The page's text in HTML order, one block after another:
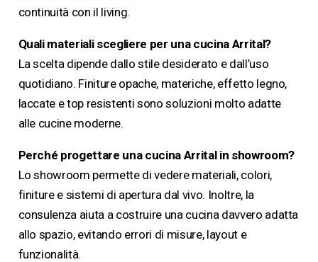
continuità con il living.
Quali materiali scegliere per una cucina Arrital?
La scelta dipende dallo stile desiderato e dall’uso
quotidiano. Finiture opache, materiche, effetto legno,
laccate e top resistenti sono soluzioni molto adatte
alle cucine moderne.
Perché progettare una cucina Arrital in showroom?
Lo showroom permette di vedere materiali, colori,
finiture e sistemi di apertura dal vivo. Inoltre, la
consulenza aiuta a costruire una cucina davvero adatta
allo spazio, evitando errori di misure, layout e
funzionalità.